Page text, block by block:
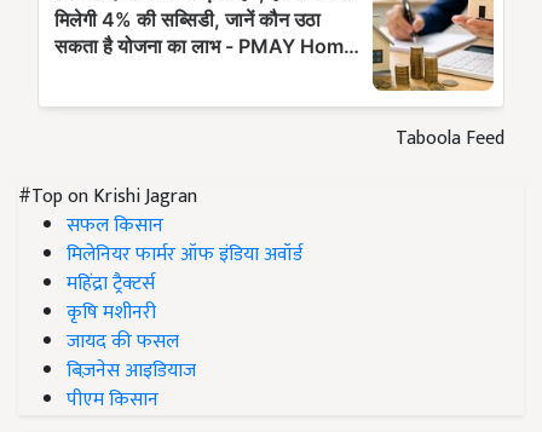
Taboola Feed
#Top on Krishi Jagran
सफल किसान
मिलेनियर फार्मर ऑफ इंडिया अवॉर्ड
महिंद्रा ट्रैक्टर्स
कृषि मशीनरी
जायद की फसल
बिज़नेस आइडियाज
पीएम किसान